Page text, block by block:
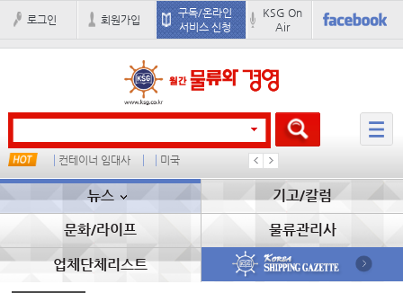
로그인 회원가입
구독/온라인
서비스 신청
KSG On
Air
컨테이너 임대사 미국 더블
뉴스 기고/칼럼
문화/라이프 물류관리사
업체단체리스트